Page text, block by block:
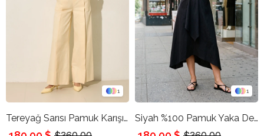
1
Tereyağ Sarısı Pamuk Karışımlı Düğme Ve Pile Detaylı Rahat Kesim Pantolon
1
Siyah %100 Pamuk Yaka Detaylı Rahat Kesim Elbise